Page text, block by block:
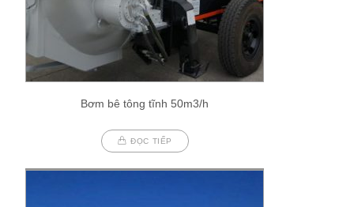
Bơm bê tông tĩnh 50m3/h
ĐỌC TIẾP